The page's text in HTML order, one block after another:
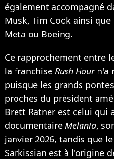
également accompagné
Musk, Tim Cook ainsi que
Meta ou Boeing.
Ce rapprochement entre
la franchise Rush Hourn'a
puisque les grands
proches du président
Brett Ratner est celui qui
documentaire Melania,
janvier 2026, tandis que
Sarkissian est à l'origine